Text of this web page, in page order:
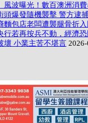
風波曝光！數百澳洲消
頭爆發隨機襲擊 警方逮
包店老闆遭襲腿骨折
行若再按兵不動，經濟
壞 小業主苦不堪言